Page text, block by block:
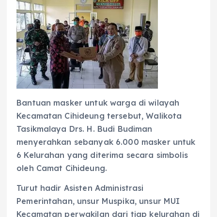
Bantuan masker untuk warga di wilayah
Kecamatan Cihideung tersebut, Walikota
Tasikmalaya Drs. H. Budi Budiman
menyerahkan sebanyak 6.000 masker untuk
6 Kelurahan yang diterima secara simbolis
oleh Camat Cihideung.
Turut hadir Asisten Administrasi
Pemerintahan, unsur Muspika, unsur MUI
Kecamatan perwakilan dari tiap kelurahan di